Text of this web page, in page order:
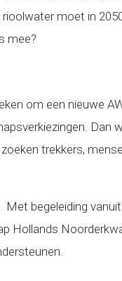
moet in
mee?
om een nieuwe
Dan
trekkers,
begeleiding
Hollands